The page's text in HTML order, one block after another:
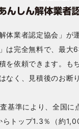
体業者認定協会」が
は完全無料で、最大
を依頼できます。も
なく、見積後のお断
基準により、全国に
トップ1.3％（約